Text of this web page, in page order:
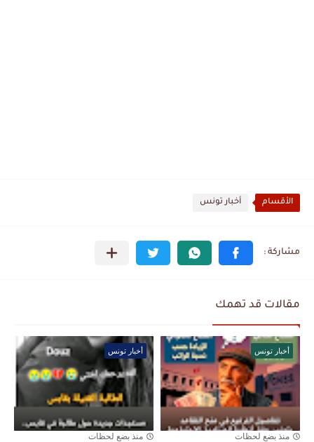
الأقسام أخبار تونس
مقالات قد تهمك
أخبار تونس
منذ بضع لحظات
أخبار تونس
منذ بضع لحظات